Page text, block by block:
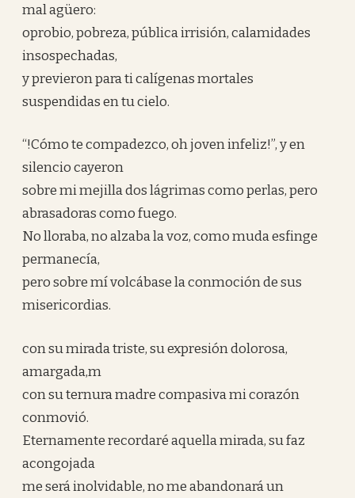
mal agüero:
oprobio, pobreza, pública irrisión, calamidades
insospechadas,
y previeron para ti calígenas mortales
suspendidas en tu cielo.
“!Cómo te compadezco, oh joven infeliz!”, y en
silencio cayeron
sobre mi mejilla dos lágrimas como perlas, pero
abrasadoras como fuego.
No lloraba, no alzaba la voz, como muda esfinge
permanecía,
pero sobre mí volcábase la conmoción de sus
misericordias.
con su mirada triste, su expresión dolorosa,
amargada,m
con su ternura madre compasiva mi corazón
conmovió.
Eternamente recordaré aquella mirada, su faz
acongojada
me será inolvidable, no me abandonará un